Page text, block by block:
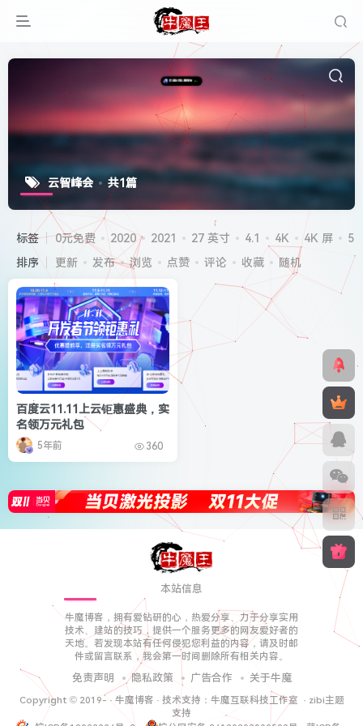
云智峰会 共1篇
标签 0元免费 2020 2021 27 英寸 4.1 4K 4K 屏
5G
排序
更新 发布 浏览 点赞 评论 收藏 随机
百度云11.11上云钜惠盛典，实
名领万元礼包
5年前 360
本站信息
牛魔博客，拥有爱钻研的心，热爱分享、力于分享实用
技术、建站的技巧，提供一个服务更多的网友爱好者的
天地。若发现本站有任何侵犯您利益的内容，请及时邮
件或留言联系，我会第一时间删除所有相关内容。
免责声明 隐私政策 广告合作 关于牛魔
Copyright © 2019- · 牛魔博客 · 技术支持： 牛魔互联科技工作室 · zibi主题
支持